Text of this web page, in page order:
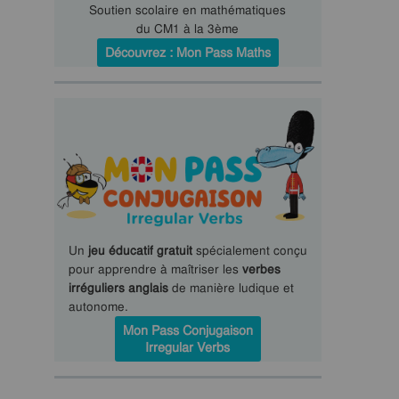
Soutien scolaire en mathématiques
du CM1 à la 3ème
Découvrez : Mon Pass Maths
Un jeu éducatif gratuitspécialement conçu
pour apprendre à maîtriser les verbes
irréguliers anglaisde manière ludique et
autonome.
Mon Pass Conjugaison
Irregular Verbs